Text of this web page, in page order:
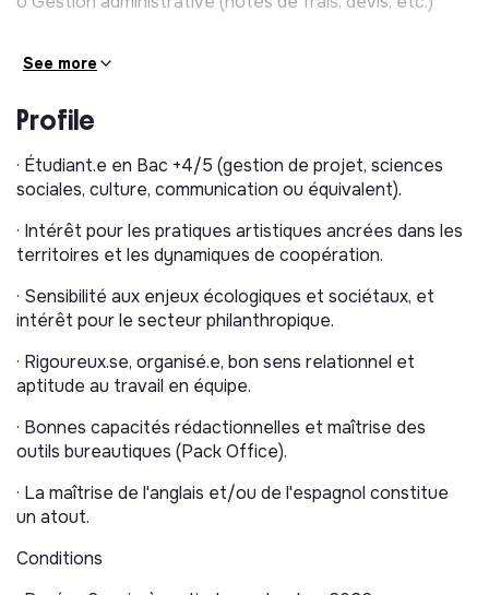
· l'appui à certains projets transversaux : système
d'information (migration vers un nouvel outil de suivi de
projets par exemple) et communication (cartographie
des projets pour le site web par exemple) ;
· la participation à la vie de l'équipe et aux tâches
transversales pouvant nécessiter de l'aide.
💡 Objectif du stage : offrir une immersion concrète
dans la coordination de projets de l'axe Art Citoyen,
avec apprentissage progressif des pratiques de
gestion, communication et mobilisation des acteurs.
See more
Profile
· Étudiant.e en Bac +4/5 (gestion de projet, sciences
sociales, culture, communication ou équivalent).
· Intérêt pour les pratiques artistiques ancrées dans les
territoires et les dynamiques de coopération.
· Sensibilité aux enjeux écologiques et sociétaux, et
intérêt pour le secteur philanthropique.
· Rigoureux.se, organisé.e, bon sens relationnel et
aptitude au travail en équipe.
· Bonnes capacités rédactionnelles et maîtrise des
outils bureautiques (Pack Office).
· La maîtrise de l'anglais et/ou de l'espagnol constitue
un atout.
Conditions